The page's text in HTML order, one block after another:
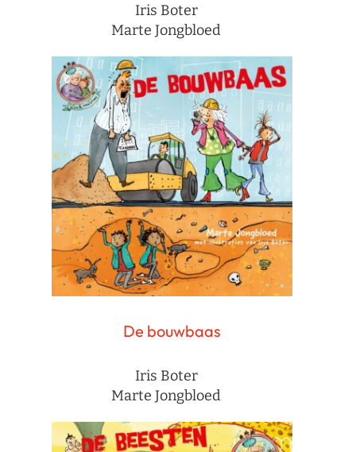
Iris Boter
Marte Jongbloed
De bouwbaas
Iris Boter
Marte Jongbloed